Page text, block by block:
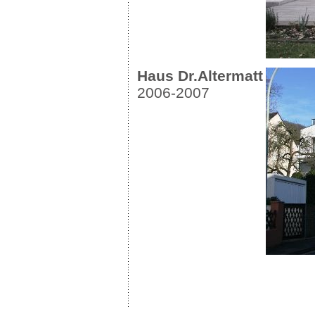
Haus Dr.Altermatt
2006-2007